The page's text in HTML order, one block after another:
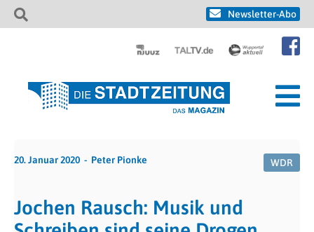
Newsletter-Abo
20. Januar 2020 Peter Pionke WDR
Jochen Rausch: Musik und